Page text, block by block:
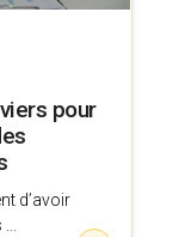
pour
d’avoir